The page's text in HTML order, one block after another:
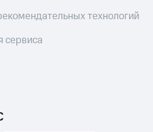
технологий
сервиса